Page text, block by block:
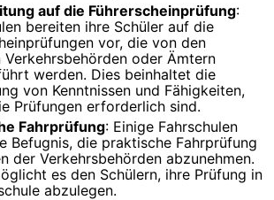
auf die Führerscheinprüfung:
bereiten ihre Schüler auf die
vor, die von den
oder Ämtern
werden. Dies beinhaltet die
von Kenntnissen und Fähigkeiten,
Prüfungen erforderlich sind.
Fahrprüfung: Einige Fahrschulen
Befugnis, die praktische Fahrprüfung
der Verkehrsbehörden abzunehmen.
es den Schülern, ihre Prüfung in
abzulegen.